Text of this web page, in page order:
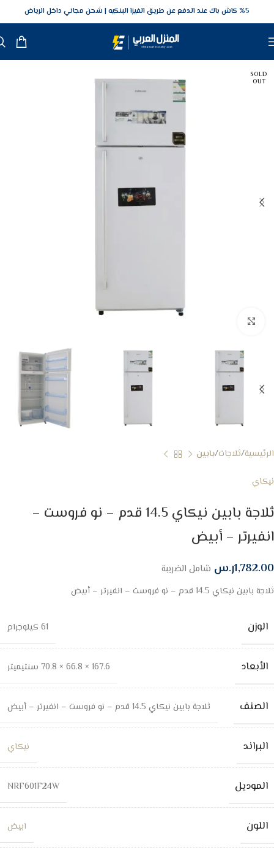
5‎% كاش باك عند الدفع عن طريق الفيزا البنكيه شحن مجاني داخل الرياض
SOLD
OUT
الرئيسية ثلاجات بابين
نيكاي
ثلاجة بابين نيكاي 14.5 قدم – نو فروست –
انفيرتر – أبيض
1,782.00ر.س شامل الضريبة
ثلاجة بابين نيكاي 14.5 قدم – نو فروست – انفيرتر – أبيض
الوزن 61 كيلوجرام
الأبعاد 167.6 × 66.8 × 70.8 سنتيميتر
الصنف ثلاجة بابين نيكاي 14.5 قدم – نو فروست – انفيرتر – أبيض
البراند نيكاي
الموديل NRF601F24W
اللون ابيض